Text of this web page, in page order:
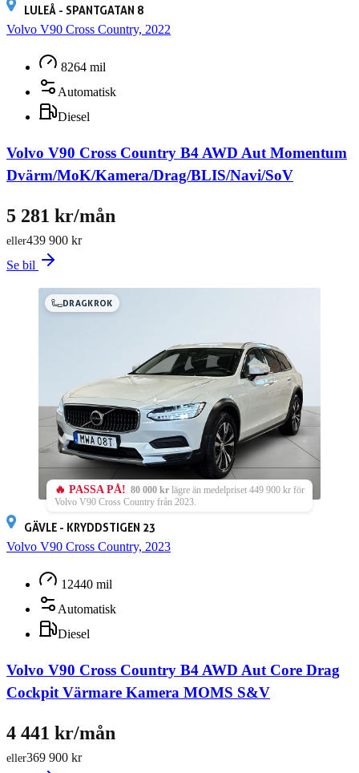
LULEÅ - SPANTGATAN 8
Volvo V90 Cross Country, 2022
8264 mil
Automatisk
Diesel
Volvo V90 Cross Country B4 AWD Aut Momentum
Dvärm/MoK/Kamera/Drag/BLIS/Navi/SoV
439 900 kr
eller
5 281 kr/mån
Se bil
DRAGKROK
🔥 PASSA PÅ! 80 000 kr lägre än medelpriset 449 900 kr för
Volvo V90 Cross Country från 2023.
GÄVLE - KRYDDSTIGEN 23
Volvo V90 Cross Country, 2023
12440 mil
Automatisk
Diesel
Volvo V90 Cross Country B4 AWD Aut Core Drag
Cockpit Värmare Kamera MOMS S&V
369 900 kr
eller
4 441 kr/mån